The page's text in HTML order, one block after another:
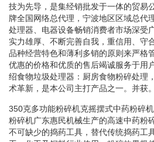
技为先导，是集经销批发于一体的贸易
牌全国网络总代理，宁波地区区域总代
处理器、电器设备畅销消费者市场深受
实力雄厚、不断完善自我，重信用、守
品种经营特色和薄利多销的原则来严格
优惠的价格和优质的售后竭诚服务于用
绍食物垃圾处理器：厨房食物粉碎处理
术革新，是本公司主打产品之一。并获。
350克多功能粉碎机克摇摆式中药粉碎
粉碎机广东惠民机械生产的高速中药粉
不可缺少的捣药工具，替代传统捣药工